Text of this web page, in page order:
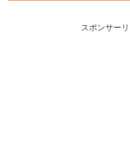
スポンサー